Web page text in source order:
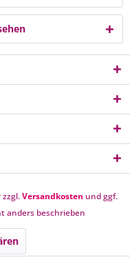
Versandkosten und ggf.
anders beschrieben